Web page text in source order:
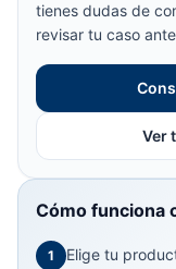
tienes dudas de
revisar tu caso
Ver
Cómo funciona
1 Elige tu